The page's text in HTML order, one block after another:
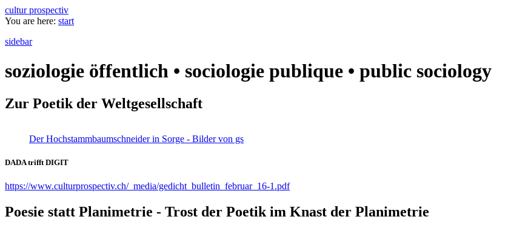
cultur prospectiv
You are here: start
sidebar
soziologie öffentlich • sociologie publique • public sociology
Zur Poetik der Weltgesellschaft
Der Hochstammbaumschneider in Sorge - Bilder von gs
DADA trifft DIGIT
https://www.culturprospectiv.ch/_media/gedicht_bulletin_februar_16-1.pdf
Poesie statt Planimetrie - Trost der Poetik im Knast der Planimetrie